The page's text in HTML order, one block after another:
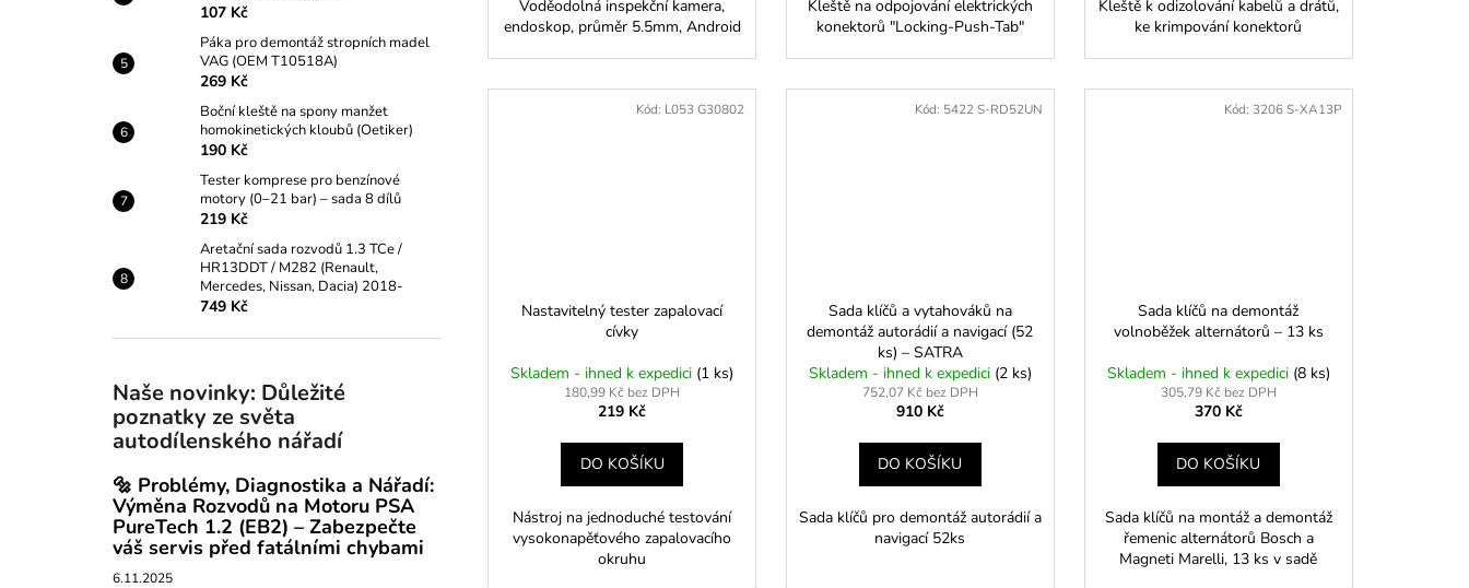
107 Kč
Páka pro demontáž stropních madel
VAG (OEM T10518A)
269 Kč
Boční kleště na spony manžet
homokinetických kloubů (Oetiker)
190 Kč
Tester komprese pro benzínové
motory (0–21 bar) – sada 8 dílů
219 Kč
Aretační sada rozvodů 1.3 TCe /
HR13DDT / M282 (Renault,
Mercedes, Nissan, Dacia) 2018-
749 Kč
Naše novinky: Důležité
poznatky ze světa
autodílenského nářadí
🔩 Problémy, Diagnostika a Nářadí:
Výměna Rozvodů na Motoru PSA
PureTech 1.2 (EB2) – Zabezpečte
váš servis před fatálními chybami
6.11.2025
Voděodolná inspekční kamera,
endoskop, průměr 5.5mm, Android
Kleště na odpojování elektrických
konektorů "Locking-Push-Tab"
Kleště k odizolování kabelů a drátů,
ke krimpování konektorů
Nastavitelný tester zapalovací
cívky
Skladem - ihned k expedici (1 ks)
180,99 Kč bez DPH
219 Kč
DO KOŠÍKU
Nástroj na jednoduché testování
vysokonapěťového zapalovacího
okruhu
Kód: L053 G30802
Sada klíčů a vytahováků na
demontáž autorádií a navigací (52
ks) – SATRA
Skladem - ihned k expedici (2 ks)
752,07 Kč bez DPH
910 Kč
DO KOŠÍKU
Sada klíčů pro demontáž autorádií a
navigací 52ks
Kód: 5422 S-RD52UN
Sada klíčů na demontáž
volnoběžek alternátorů – 13 ks
Skladem - ihned k expedici (8 ks)
305,79 Kč bez DPH
370 Kč
DO KOŠÍKU
Sada klíčů na montáž a demontáž
řemenic alternátorů Bosch a
Magneti Marelli, 13 ks v sadě
Kód: 3206 S-XA13P